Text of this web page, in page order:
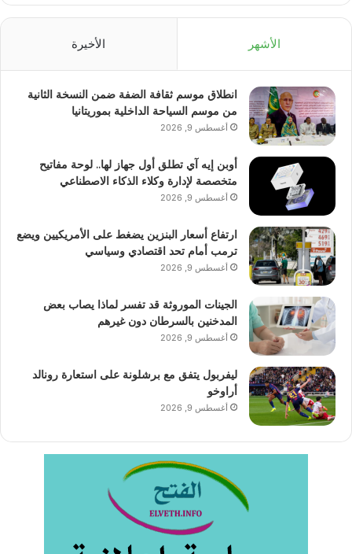
الأشهر الأخيرة
انطلاق موسم ثقافة الضفة ضمن النسخة الثانية
من موسم السياحة الداخلية بموريتانيا
أغسطس 9, 2026
أوبن إيه آي تطلق أول جهاز لها.. لوحة مفاتيح
متخصصة لإدارة وكلاء الذكاء الاصطناعي
أغسطس 9, 2026
ارتفاع أسعار البنزين يضغط على الأمريكيين ويضع
ترمب أمام تحد اقتصادي وسياسي
أغسطس 9, 2026
الجينات الموروثة قد تفسر لماذا يصاب بعض
المدخنين بالسرطان دون غيرهم
أغسطس 9, 2026
ليفربول يتفق مع برشلونة على استعارة رونالد
أراوخو
أغسطس 9, 2026